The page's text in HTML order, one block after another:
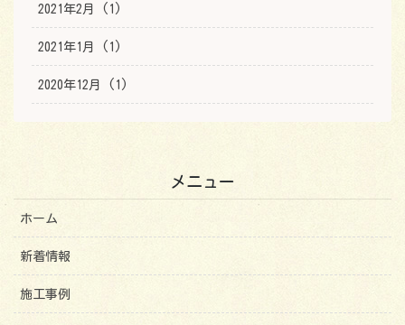
2021年2月 (1)
2021年1月 (1)
2020年12月 (1)
メニュー
ホーム
新着情報
施工事例